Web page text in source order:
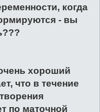
когда
- вы
хороший
что в течение
по маточной